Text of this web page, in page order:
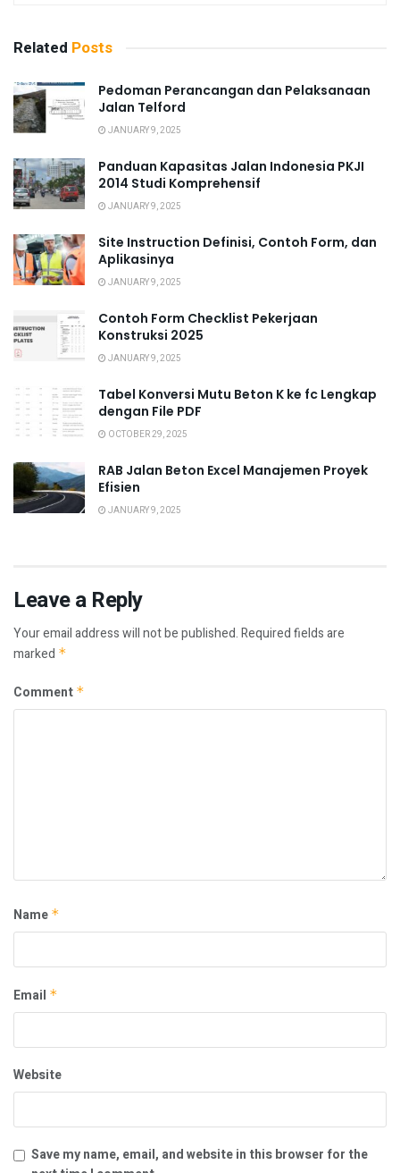
Related Posts
Pedoman Perancangan dan Pelaksanaan
Jalan Telford
JANUARY 9, 2025
Panduan Kapasitas Jalan Indonesia PKJI
2014 Studi Komprehensif
JANUARY 9, 2025
Site Instruction Definisi, Contoh Form, dan
Aplikasinya
JANUARY 9, 2025
Contoh Form Checklist Pekerjaan
Konstruksi 2025
JANUARY 9, 2025
Tabel Konversi Mutu Beton K ke fc Lengkap
dengan File PDF
OCTOBER 29, 2025
RAB Jalan Beton Excel Manajemen Proyek
Efisien
JANUARY 9, 2025
Leave a Reply
Your email address will not be published.Required fields are
marked *
Comment *
Name *
Email *
Website
Save my name, email, and website in this browser for the